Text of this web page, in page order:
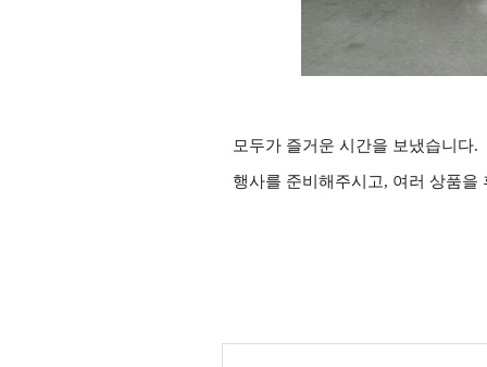
모두가 즐거운 시간을 보냈습니다.
행사를 준비해주시고, 여러 상품